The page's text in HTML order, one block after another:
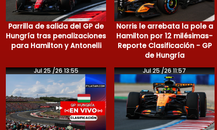
Parrilla de salida del GP de
Hungría tras penalizaciones
para Hamilton y Antonelli
Norris le arrebata la pole a
Hamilton por 12 milésimas-
Reporte Clasificación - GP
de Hungría
Jul 25 /26 13:55 Jul 25 /26 11:57